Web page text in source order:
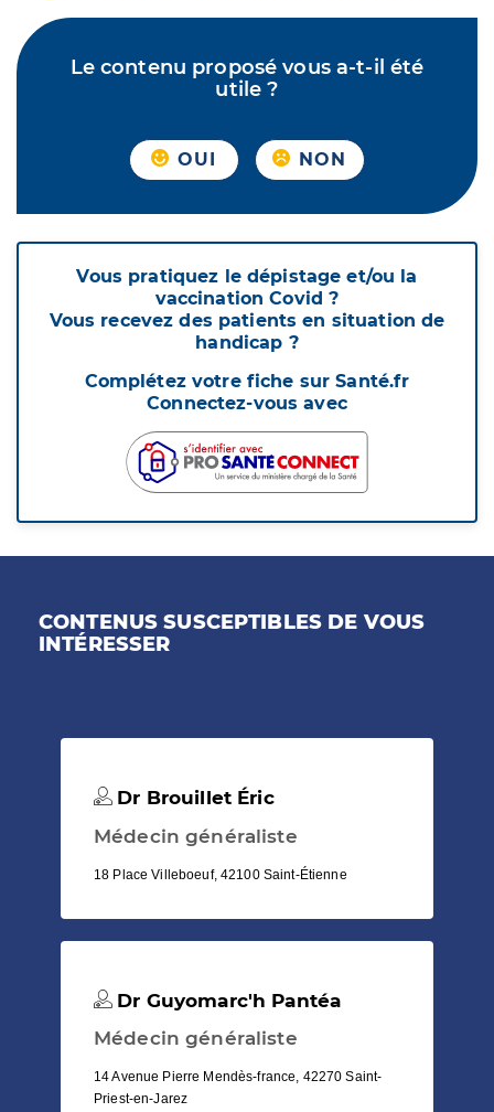
Le contenu proposé vous a-t-il été
utile ?
OUI NON
Vous pratiquez le dépistage et/ou la
vaccination Covid ?
Vous recevez des patients en situation de
handicap ?
Complétez votre fiche sur Santé.fr
Connectez-vous avec
CONTENUS SUSCEPTIBLES DE VOUS
INTÉRESSER
Dr Brouillet Éric
Médecin généraliste
18 Place Villeboeuf, 42100 Saint-Étienne
Dr Guyomarc'h Pantéa
Médecin généraliste
14 Avenue Pierre Mendès-france, 42270 Saint-
Priest-en-Jarez